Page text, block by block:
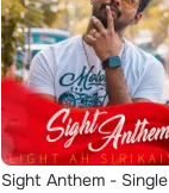
Sight Anthem - Single